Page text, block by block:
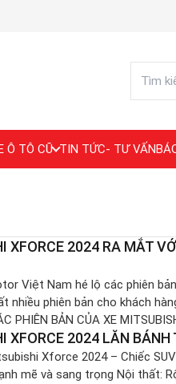
Ô TÔ CŨ TIN TỨC- TƯ VẤN
XFORCE 2024 RA MẮT
Việt Nam hé lộ các phiên
nhiều phiên bản cho khách
PHIÊN BẢN CỦA XE
thức ra mắt với 4 phiên
XFORCE 2024 LĂN BÁNH
Xforce 2024 – Chiếc
mẽ và sang trọng Nội thất: